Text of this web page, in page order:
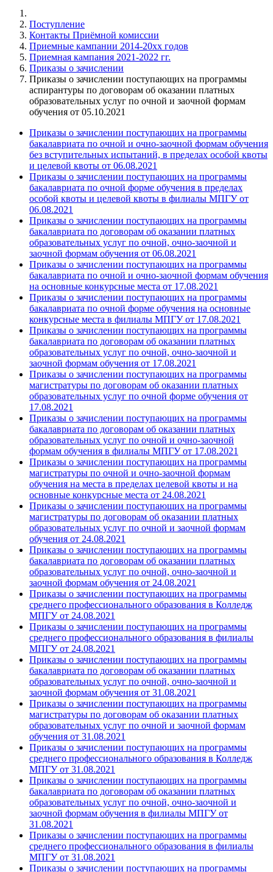
Поступление
Контакты Приёмной комиссии
Приемные кампании 2014-20xx годов
Приемная кампания 2021-2022 гг.
Приказы о зачислении
Приказы о зачислении поступающих на программы
аспирантуры по договорам об оказании платных
образовательных услуг по очной и заочной формам
обучения от 05.10.2021
Приказы о зачислении поступающих на программы
бакалавриата по очной и очно-заочной формам обучения
без вступительных испытаний, в пределах особой квоты
и целевой квоты от 06.08.2021
Приказы о зачислении поступающих на программы
бакалавриата по очной форме обучения в пределах
особой квоты и целевой квоты в филиалы МПГУ от
06.08.2021
Приказы о зачислении поступающих на программы
бакалавриата по договорам об оказании платных
образовательных услуг по очной, очно-заочной и
заочной формам обучения от 06.08.2021
Приказы о зачислении поступающих на программы
бакалавриата по очной и очно-заочной формам обучения
на основные конкурсные места от 17.08.2021
Приказы о зачислении поступающих на программы
бакалавриата по очной форме обучения на основные
конкурсные места в филиалы МПГУ от 17.08.2021
Приказы о зачислении поступающих на программы
бакалавриата по договорам об оказании платных
образовательных услуг по очной, очно-заочной и
заочной формам обучения от 17.08.2021
Приказы о зачислении поступающих на программы
магистратуры по договорам об оказании платных
образовательных услуг по очной форме обучения от
17.08.2021
Приказы о зачислении поступающих на программы
бакалавриата по договорам об оказании платных
образовательных услуг по очной и очно-заочной
формам обучения в филиалы МПГУ от 17.08.2021
Приказы о зачислении поступающих на программы
магистратуры по очной и очно-заочной формам
обучения на места в пределах целевой квоты и на
основные конкурсные места от 24.08.2021
Приказы о зачислении поступающих на программы
магистратуры по договорам об оказании платных
образовательных услуг по очной и заочной формам
обучения от 24.08.2021
Приказы о зачислении поступающих на программы
бакалавриата по договорам об оказании платных
образовательных услуг по очной, очно-заочной и
заочной формам обучения от 24.08.2021
Приказы о зачислении поступающих на программы
среднего профессионального образования в Колледж
МПГУ от 24.08.2021
Приказы о зачислении поступающих на программы
среднего профессионального образования в филиалы
МПГУ от 24.08.2021
Приказы о зачислении поступающих на программы
бакалавриата по договорам об оказании платных
образовательных услуг по очной, очно-заочной и
заочной формам обучения от 31.08.2021
Приказы о зачислении поступающих на программы
магистратуры по договорам об оказании платных
образовательных услуг по очной и заочной формам
обучения от 31.08.2021
Приказы о зачислении поступающих на программы
среднего профессионального образования в Колледж
МПГУ от 31.08.2021
Приказы о зачислении поступающих на программы
бакалавриата по договорам об оказании платных
образовательных услуг по очной, очно-заочной и
заочной формам обучения в филиалы МПГУ от
31.08.2021
Приказы о зачислении поступающих на программы
среднего профессионального образования в филиалы
МПГУ от 31.08.2021
Приказы о зачислении поступающих на программы